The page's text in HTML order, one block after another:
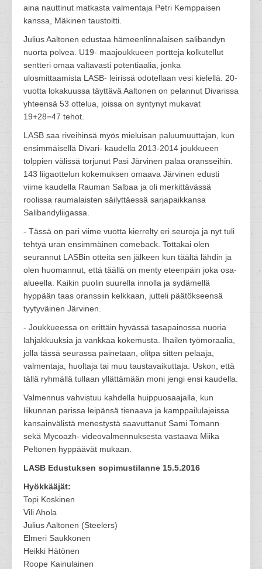
aina nauttinut matkasta valmentaja Petri Kemppaisen
kanssa, Mäkinen taustoitti.
Julius Aaltonen edustaa hämeenlinnalaisen salibandyn
nuorta polvea. U19- maajoukkueen portteja kolkutellut
sentteri omaa valtavasti potentiaalia, jonka
ulosmittaamista LASB- leirissä odotellaan vesi kielellä. 20-
vuotta lokakuussa täyttävä Aaltonen on pelannut Divarissa
yhteensä 53 ottelua, joissa on syntynyt mukavat
19+28=47 tehot.
LASB saa riveihinsä myös mieluisan paluumuuttajan, kun
ensimmäisellä Divari- kaudella 2013-2014 joukkueen
tolppien välissä torjunut Pasi Järvinen palaa oransseihin.
143 liigaottelun kokemuksen omaava Järvinen edusti
viime kaudella Rauman Salbaa ja oli merkittävässä
roolissa raumalaisten säilyttäessä sarjapaikkansa
Salibandyliigassa.
- Tässä on pari viime vuotta kierrelty eri seuroja ja nyt tuli
tehtyä uran ensimmäinen comeback. Tottakai olen
seurannut LASBin otteita sen jälkeen kun täältä lähdin ja
olen huomannut, että täällä on menty eteenpäin joka osa-
alueella. Kaikin puolin suurella innolla ja sydämellä
hyppään taas oranssiin kelkkaan, jutteli päätökseensä
tyytyväinen Järvinen.
- Joukkueessa on erittäin hyvässä tasapainossa nuoria
lahjakkuuksia ja vankkaa kokemusta. Ihailen työmoraalia,
jolla tässä seurassa painetaan, olitpa sitten pelaaja,
valmentaja, huoltaja tai muu taustavaikuttaja. Uskon, että
tällä ryhmällä tullaan yllättämään moni jengi ensi kaudella.
Valmennus vahvistuu kahdella huippuosaajalla, kun
liikunnan parissa leipänsä tienaava ja kamppailulajeissa
kansainvälistä menestystä saavuttanut Sami Tomann
sekä Mycoazh- videovalmennuksesta vastaava Miika
Peltonen hyppäävät mukaan.
LASB Edustuksen sopimustilanne 15.5.2016
Hyökkääjät:
Topi Koskinen
Vili Ahola
Julius Aaltonen (Steelers)
Elmeri Saukkonen
Heikki Hätönen
Roope Kainulainen